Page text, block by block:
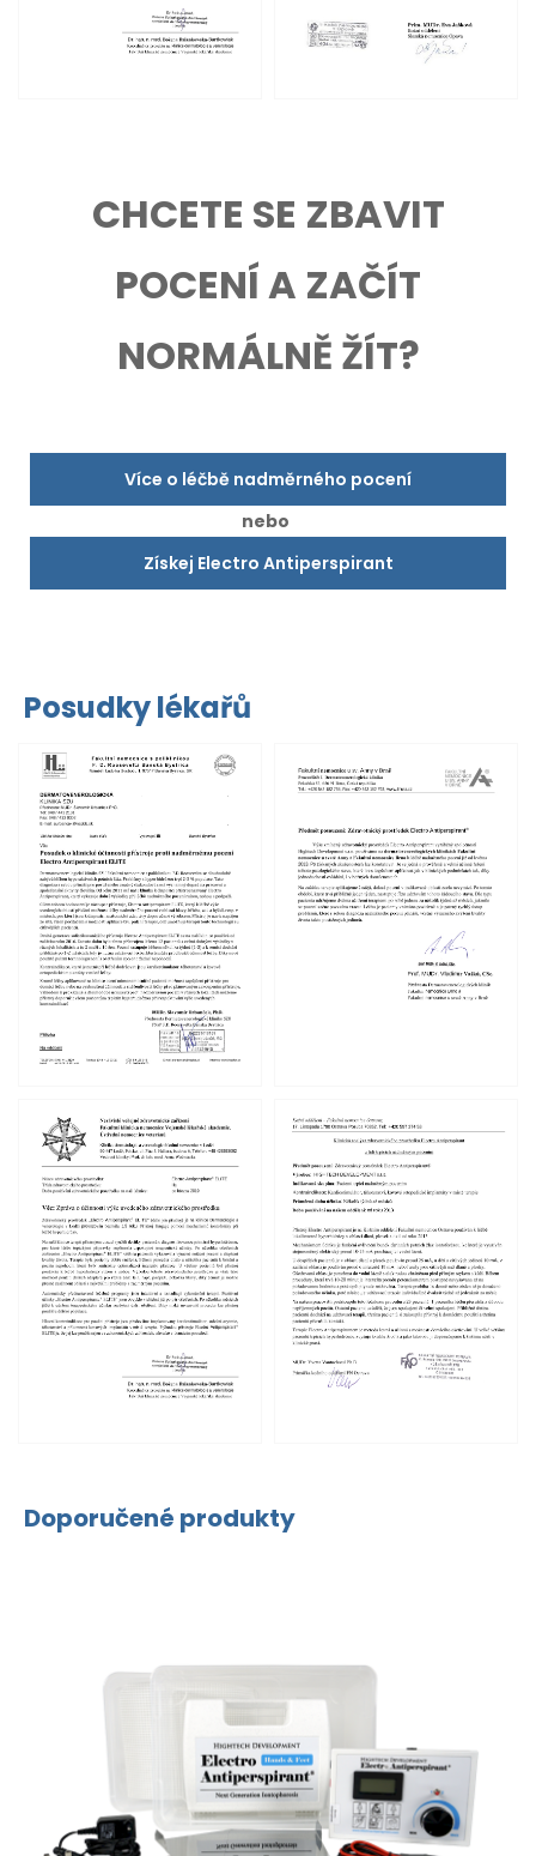
CHCETE SE ZBAVIT
POCENÍ A ZAČÍT
NORMÁLNĚ ŽÍT?
Více o léčbě nadměrného pocení
nebo
Získej Electro Antiperspirant
Posudky lékařů
Doporučené produkty